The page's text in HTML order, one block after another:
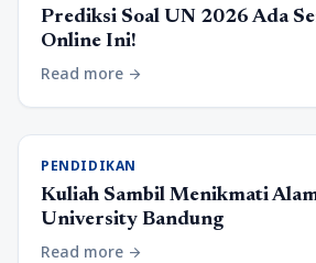
Prediksi Soal UN 2026 Ada
Online Ini!
Read more arrow_forward
PENDIDIKAN
Kuliah Sambil Menikmati
University Bandung
Read more arrow_forward